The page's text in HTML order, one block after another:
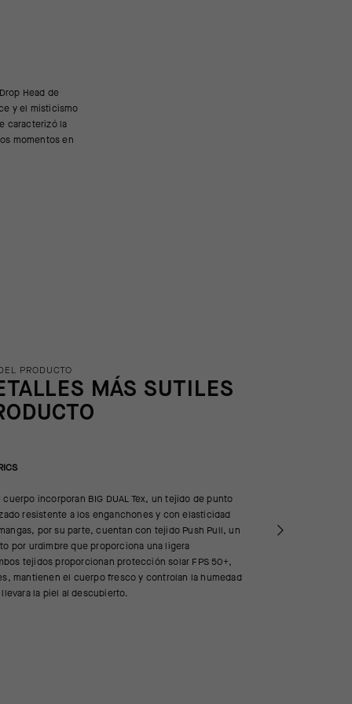
PRODUCTO
MÁS SUTILES
cuerpo incorporan BIG DUAL Tex, un tejido de punto
resistente a los enganchones y con elasticidad
por su parte, cuentan con tejido Push Pull, un
por urdimbre que proporciona una ligera
tejidos proporcionan protección solar FPS 50+,
mantienen el cuerpo fresco y controlan la humedad
la piel al descubierto.